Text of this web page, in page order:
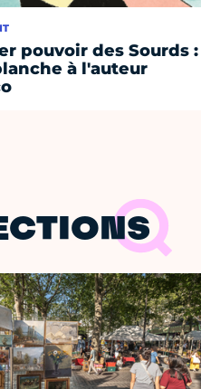
pouvoir des Sourds :
à l'auteur